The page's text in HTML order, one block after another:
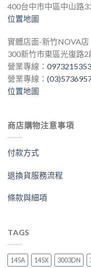
400台中市中區中山路
位置地圖
實體店面-新竹NOVA店
300新竹市東區光復路
營業專線： 0973215353
營業專線：
位置地圖
商店購物注意事項
付款方式
退換貨服務流程
條款與細項
TAGS
145A 145X 3003DN